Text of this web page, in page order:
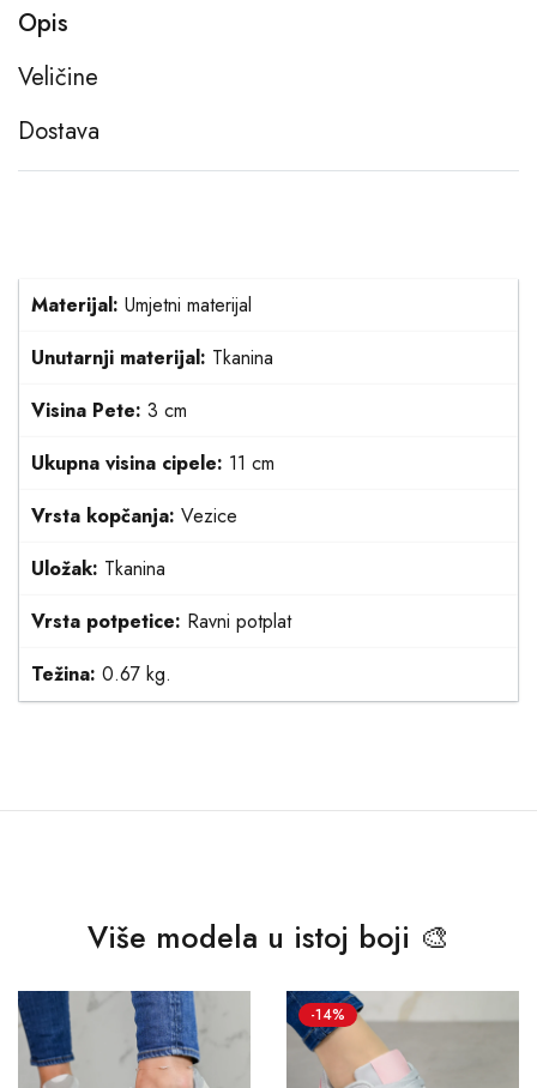
Opis
Veličine
Dostava
Materijal: Umjetni materijal
Unutarnji materijal: Tkanina
Visina Pete: 3 cm
Ukupna visina cipele: 11 cm
Vrsta kopčanja: Vezice
Uložak: Tkanina
Vrsta potpetice: Ravni potplat
Težina: 0.67 kg.
Više modela u istoj boji 🎨
-14%